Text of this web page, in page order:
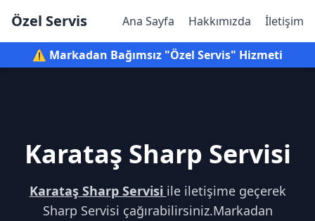
Özel Servis Ana Sayfa Hakkımızda İletişim
⚠️ Markadan Bağımsız "Özel Servis" Hizmeti
Karataş Sharp Servisi
Karataş Sharp Servisi ile iletişime geçerek
Sharp Servisi çağırabilirsiniz.Markadan